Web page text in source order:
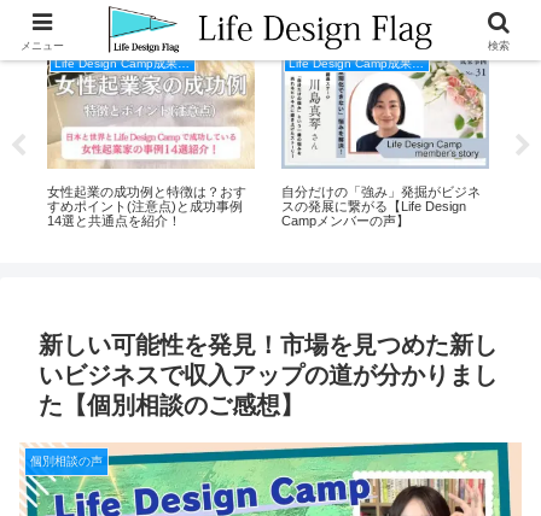
Life Design Camp成果事例
女性起業の成功例と特徴は？おす
すめポイント(注意点)と成功事例
14選と共通点を紹介！
Life Design Camp成果事例
自分だけの「強み」発掘がビジネ
スの発展に繋がる【Life Design
Campメンバーの声】
新しい可能性を発見！市場を見つめた新し
いビジネスで収入アップの道が分かりまし
た【個別相談のご感想】
個別相談の声
メニュー 検索